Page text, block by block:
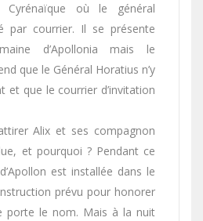
où le général
par courrier. Il se présente
d’Apollonia mais le
que le Général Horatius n’y
et que le courrier d’invitation
Alix et ses compagnon
et pourquoi ? Pendant ce
est installée dans le
prévu pour honorer
porte le nom. Mais à la nuit